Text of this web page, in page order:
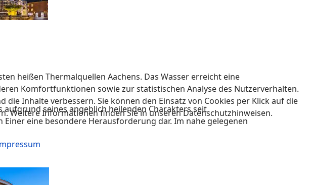
heißen Thermalquellen Aachens. Das Wasser erreicht eine
seines angeblich heilenden Charakters seit
eine besondere Herausforderung dar. Im nahe gelegenen
Komfortfunktionen sowie zur statistischen Analyse des Nutzerverhalten.
Inhalte verbessern. Sie können den Einsatz von Cookies per Klick auf die
Weitere Informationen finden Sie in unseren Datenschutzhinweisen.